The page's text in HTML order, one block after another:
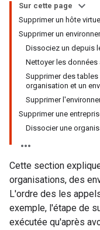
Sur cette page
Supprimer un hôte virtuel
Supprimer un
Dissociez un depuis
Nettoyer les données
Supprimer des
organisation et un
Supprimer
Supprimer une
Dissocier une
Cette section
organisations, des
L'ordre des les
exemple, l'étape de
exécutée qu'après